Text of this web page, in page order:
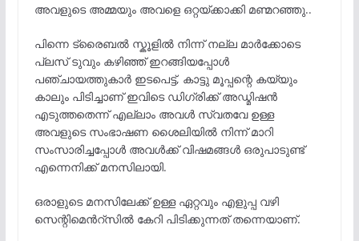
അവളുടെ അമ്മയും അവളെ ഒറ്റയ്ക്കാക്കി മണ്മറഞ്ഞു..
പിന്നെ ട്രൈബൽ സ്കൂളിൽ നിന്ന് നല്ല മാർക്കോടെ
പ്ലസ് ടുവും കഴിഞ്ഞ് ഇറങ്ങിയപ്പോൾ
പഞ്ചായത്തുകാർ ഇടപെട്ട്, കാട്ടു മൂപ്പന്റെ കയ്യും
കാലും പിടിച്ചാണ് ഇവിടെ ഡിഗ്രിക്ക് അഡ്മിഷൻ
എടുത്തതെന്ന് എല്ലാം അവൾ സ്വതവേ ഉള്ള
അവളുടെ സംഭാഷണ ശൈലിയിൽ നിന്ന് മാറി
സംസാരിച്ചപ്പോൾ അവൾക്ക് വിഷമങ്ങൾ ഒരുപാടുണ്ട്
എന്നെനിക്ക് മനസിലായി.
ഒരാളുടെ മനസിലേക്ക് ഉള്ള ഏറ്റവും എളുപ്പ വഴി
സെന്റിമെൻറ്സിൽ കേറി പിടിക്കുന്നത് തന്നെയാണ്.